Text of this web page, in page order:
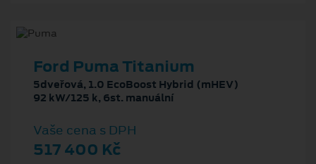
Ford Puma Titanium
5dveřová, 1.0 EcoBoost Hybrid (mHEV)
92 kW/125 k, 6st. manuální
Vaše cena s DPH
517 400 Kč